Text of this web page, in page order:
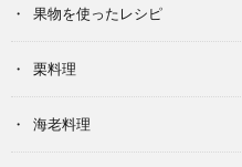
果物を使ったレシピ
栗料理
海老料理